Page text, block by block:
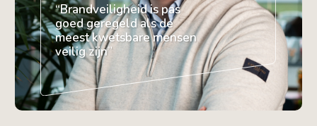
“Brandveiligheid is pas
goed geregeld als de
meest kwetsbare mensen
veilig zijn”